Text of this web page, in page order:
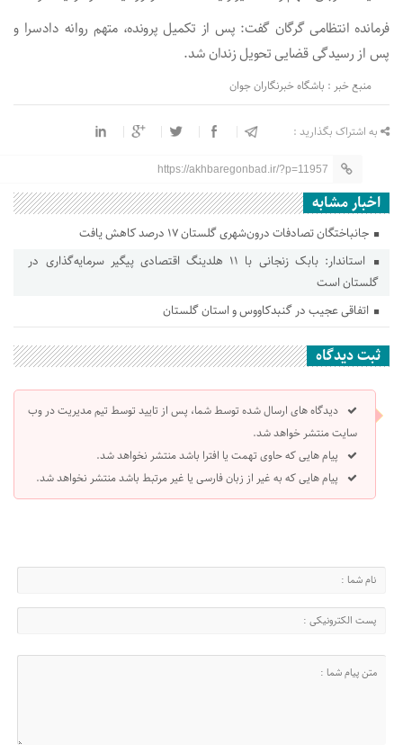
فرمانده انتظامی گرگان گفت: پس از تکمیل پرونده، متهم روانه دادسرا و
پس از رسیدگی قضایی تحویل زندان شد.
منبع خبر : باشگاه خبرنگاران جوان
به اشتراک بگذارید :
https://akhbaregonbad.ir/?p=11957
اخبار مشابه
جانباختگان تصادفات درون‌شهری گلستان ۱۷ درصد کاهش یافت
استاندار: بابک زنجانی با ۱۱ هلدینگ اقتصادی پیگیر سرمایه‌گذاری در
گلستان است
اتفاقی عجیب در‌ گنبدکاووس و استان گلستان
ثبت دیدگاه
دیدگاه های ارسال شده توسط شما، پس از تایید توسط تیم مدیریت در وب
سایت منتشر خواهد شد.
پیام هایی که حاوی تهمت یا افترا باشد منتشر نخواهد شد.
پیام هایی که به غیر از زبان فارسی یا غیر مرتبط باشد منتشر نخواهد شد.